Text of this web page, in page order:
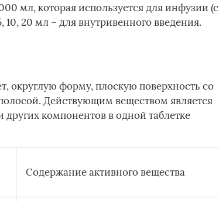
мл, которая используется для инфузии (с
20 мл – для внутривенного введения.
округлую форму, плоскую поверхность со
Действующим веществом является
компонентов в одной таблетке
Содержание активного вещества